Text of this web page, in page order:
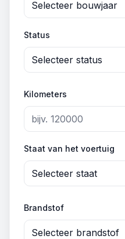
Selecteer bouwjaar
Status
Selecteer status
Kilometers
Staat van het voertuig
Selecteer staat
Brandstof
Selecteer brandstof